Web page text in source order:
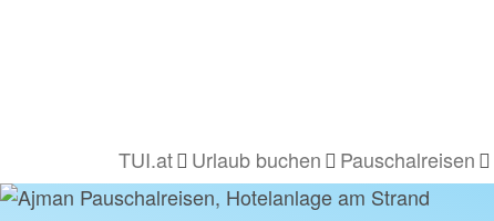
TUI.at Urlaub buchen Pauschalreisen